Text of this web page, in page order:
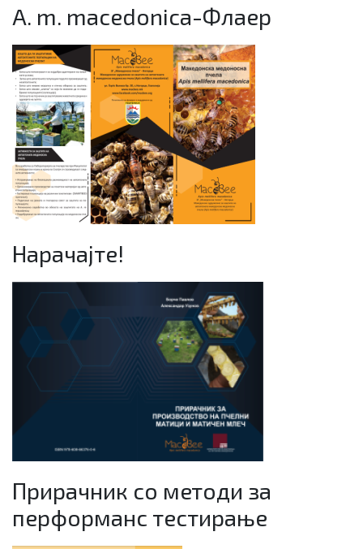
A. m. macedonica-Флаер
Нарачајте!
Прирачник со методи за
перформанс тестирање